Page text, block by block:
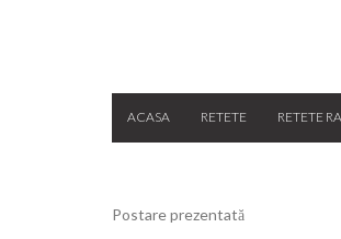
ACASA RETETE RETETE
Postare prezentată